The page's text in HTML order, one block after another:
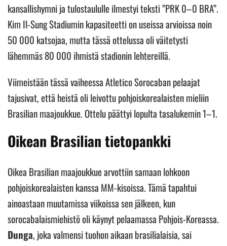
kansallishymni ja tulostaululle ilmestyi teksti ”PRK 0–0 BRA”.
Kim Il-Sung Stadiumin kapasiteetti on useissa arvioissa noin
50 000 katsojaa, mutta tässä ottelussa oli väitetysti
lähemmäs 80 000 ihmistä stadionin lehtereillä.
Viimeistään tässä vaiheessa Atletico Sorocaban pelaajat
tajusivat, että heistä oli leivottu pohjoiskorealaisten mieliin
Brasilian maajoukkue. Ottelu päättyi lopulta tasalukemin 1–1.
Oikean Brasilian tietopankki
Oikea Brasilian maajoukkue arvottiin samaan lohkoon
pohjoiskorealaisten kanssa MM-kisoissa. Tämä tapahtui
ainoastaan muutamissa viikoissa sen jälkeen, kun
sorocabalaismiehistö oli käynyt pelaamassa Pohjois-Koreassa.
Dunga, joka valmensi tuohon aikaan brasilialaisia, sai